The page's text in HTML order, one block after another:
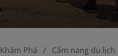
Khám Phá
Cẩm nang du lịch